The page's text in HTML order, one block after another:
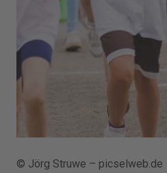
© Jörg Struwe – picselweb.de